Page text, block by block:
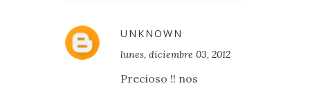
UNKNOWN
lunes, diciembre 03, 2012
Precioso !! nos